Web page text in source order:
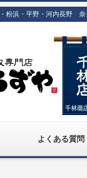
粉浜・平野・河内長野
よくある質問